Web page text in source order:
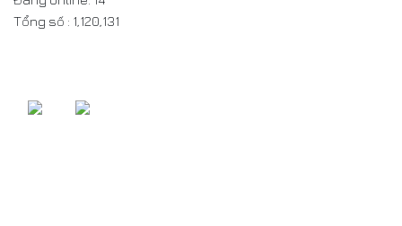
Tổng số : 1,120,131